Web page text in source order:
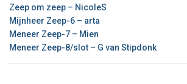
Zeep om zeep – NicoleS
Mijnheer Zeep-6 – arta
Meneer Zeep-7 – Mien
Meneer Zeep-8/slot – G van Stipdonk